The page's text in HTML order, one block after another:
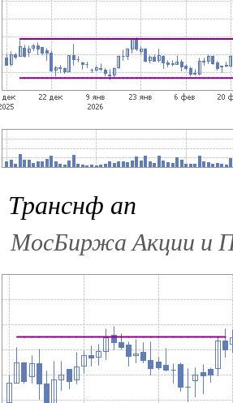
Транснф ап
МосБиржа Акции